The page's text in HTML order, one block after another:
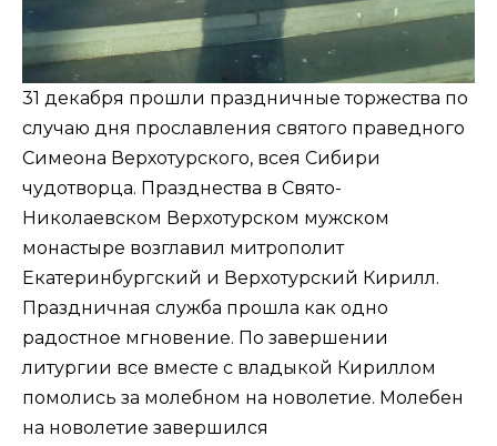
31 декабря прошли праздничные торжества по
случаю дня прославления святого праведного
Симеона Верхотурского, всея Сибири
чудотворца. Празднества в Свято-
Николаевском Верхотурском мужском
монастыре возглавил митрополит
Екатеринбургский и Верхотурский Кирилл.
Праздничная служба прошла как одно
радостное мгновение. По завершении
литургии все вместе с владыкой Кириллом
помолись за молебном на новолетие. Молебен
на новолетие завершился